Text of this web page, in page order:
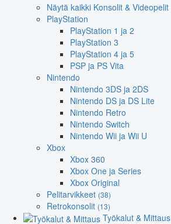
Näytä kaikki Konsolit & Videopelit
PlayStation
PlayStation 1 ja 2
PlayStation 3
PlayStation 4 ja 5
PSP ja PS Vita
Nintendo
Nintendo 3DS ja 2DS
Nintendo DS ja DS Lite
Nintendo Retro
Nintendo Switch
Nintendo Wii ja Wii U
Xbox
Xbox 360
Xbox One ja Series
Xbox Original
Pelitarvikkeet (38)
Retrokonsolit (13)
Työkalut & Mittaus